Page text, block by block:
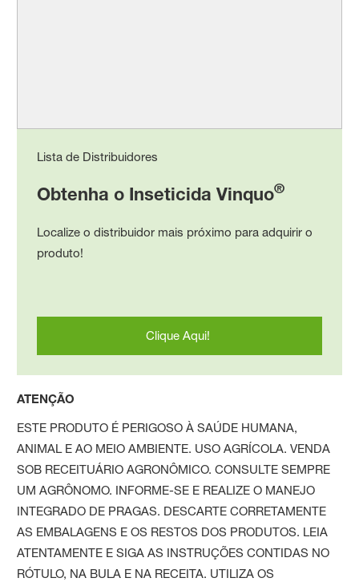
Lista de Distribuidores
Obtenha o Inseticida Vinquo®
Localize o distribuidor mais próximo para adquirir o
produto!
Clique Aqui!
ATENÇÃO
ESTE PRODUTO É PERIGOSO À SAÚDE HUMANA,
ANIMAL E AO MEIO AMBIENTE. USO AGRÍCOLA. VENDA
SOB RECEITUÁRIO AGRONÔMICO. CONSULTE SEMPRE
UM AGRÔNOMO. INFORME-SE E REALIZE O MANEJO
INTEGRADO DE PRAGAS. DESCARTE CORRETAMENTE
AS EMBALAGENS E OS RESTOS DOS PRODUTOS. LEIA
ATENTAMENTE E SIGA AS INSTRUÇÕES CONTIDAS NO
RÓTULO, NA BULA E NA RECEITA. UTILIZA OS